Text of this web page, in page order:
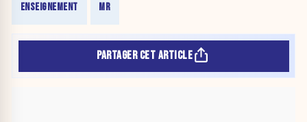
ENSEIGNEMENT MR
PARTAGER CET ARTICLE